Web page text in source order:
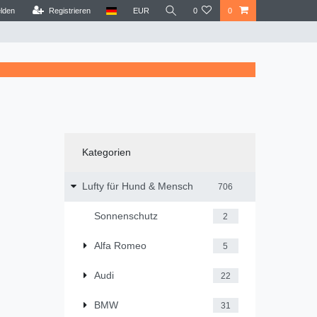
Registrieren EUR 0 0
Kategorien
Lufty für Hund & Mensch 706
Sonnenschutz 2
Alfa Romeo 5
Audi 22
BMW 31